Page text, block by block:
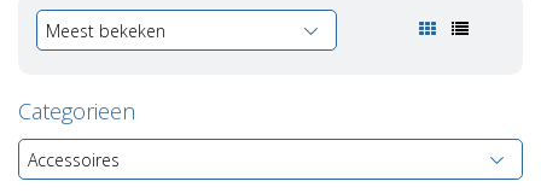
Meest bekeken
Categorieen
Accessoires